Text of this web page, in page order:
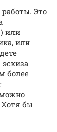
Это
или
или
более
Хотя бы